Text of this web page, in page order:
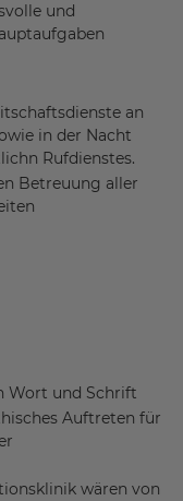
und
an
in der Nacht
Rufdienstes.
Betreuung aller
Wort und Schrift
Auftreten für
wären von